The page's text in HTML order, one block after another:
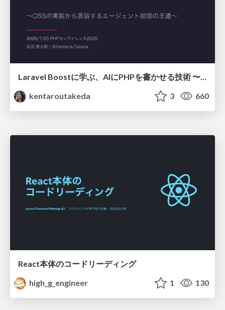
kentaroutakeda
3 660
React本体のコードリーディング
high_g_engineer
1 130